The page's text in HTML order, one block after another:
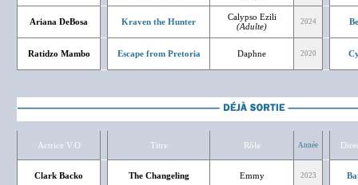
Ariana DeBosa Kraven the Hunter
Calypso Ezili
(Adulte)
2024
Ratidzo Mambo Escape from Pretoria Daphne 2020
Actrice V.O Titre Rôle Année
Clark Backo The Changeling Emmy 2023